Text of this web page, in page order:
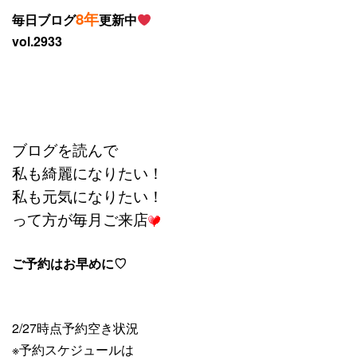
毎日ブログ8年更新中
vol.2933
ブログを読んで
私も綺麗になりたい！
私も元気になりたい！
って方が毎月ご来店
ご予約はお早めに♡
2/27時点予約空き状況
※予約スケジュールは